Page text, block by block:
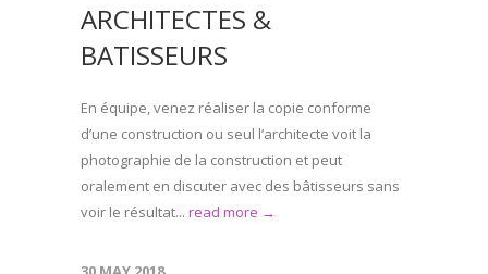
ARCHITECTES &
BATISSEURS
En équipe, venez réaliser la copie conforme
d’une construction ou seul l’architecte voit la
photographie de la construction et peut
oralement en discuter avec des bâtisseurs sans
voir le résultat... read more →